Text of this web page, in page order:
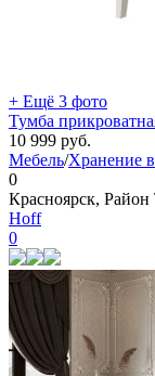
+ Ещё 3 фото
Тумба
10 999 руб.
Мебель/Хранение
0
Красноярск,
Hoff
0